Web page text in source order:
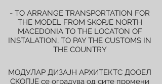
- TO ARRANGE TRANSPORTATION FOR
THE MODEL FROM SKOPJE NORTH
MACEDONIA TO THE LOCATON OF
INSTALATION, TO PAY THE CUSTOMS IN
THE COUNTRY
МОДУЛАР ДИЗАЈН АРХИТЕКТС ДООЕЛ
СКОПЈЕ се оградува од сите промени